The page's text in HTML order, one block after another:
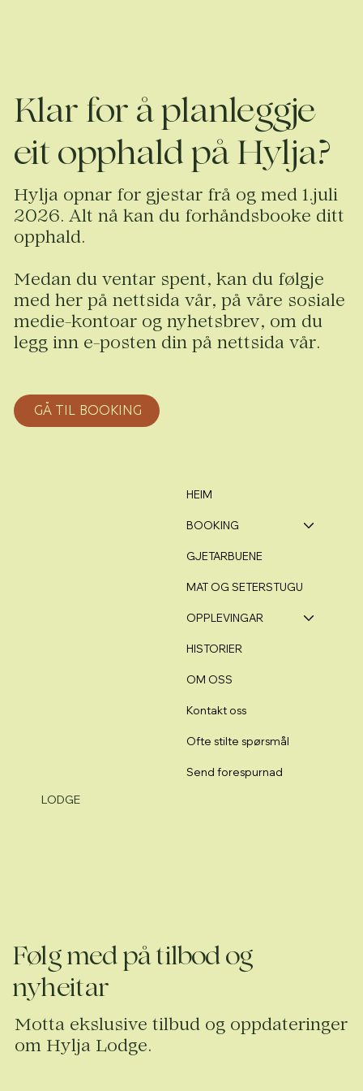
Klar for å planleggje
eit opphald på Hylja?
Hylja opnar for gjestar frå og med 1.juli
2026. Alt nå kan du forhåndsbooke ditt
opphald.
Medan du ventar spent, kan du følgje
med her på nettsida vår, på våre sosiale
medie-kontoar og nyhetsbrev, om du
legg inn e-posten din på nettsida vår.
GÅ TIL BOOKING
HEIM
BOOKING
GJETARBUENE
MAT OG SETERSTUGU
OPPLEVINGAR
HISTORIER
OM OSS
Kontakt oss
Ofte stilte spørsmål
Send forespurnad
LODGE
Følg med på tilbod og
nyheitar
Motta ekslusive tilbud og oppdateringer
om Hylja Lodge.